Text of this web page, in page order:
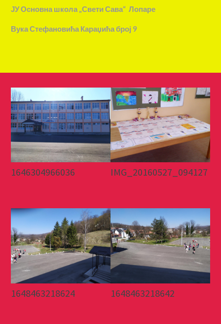
ЈУ Основна школа „Свети Сава“ Лопаре
Вука Стефановића Караџића број 9
1646304966036 IMG_20160527_094127
1648463218624 1648463218642